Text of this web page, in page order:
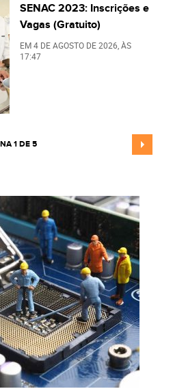
SENAC 2023: Inscrições e
Vagas (Gratuito)
EM4 DE AGOSTO DE 2026 , ÀS
17:47
1 DE 5